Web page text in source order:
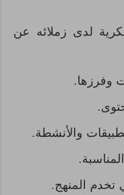
لدى زملائه عن
وفرزها.
والأنشطة.
تخدم المنهج.